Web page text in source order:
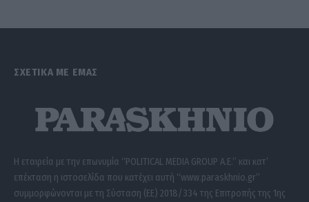
ΣΧΕΤΙΚΑ ΜΕ ΕΜΑΣ
Η εταιρεία με την επωνυμία “POLITICAL MEDIA GROUP A.E.” και κατ’
επέκταση η ιστοσελίδα που κατέχει αυτή “www.paraskhnio.gr”
συμμορφώνονται με τη Σύσταση (ΕΕ) 2018/334 της Επιτροπής της 1ης